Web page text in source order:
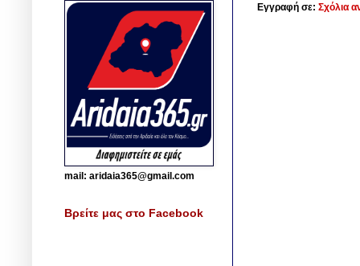
Εγγραφή σε: Σχόλια
mail: aridaia365@gmail.com
Βρείτε μας στο Facebook